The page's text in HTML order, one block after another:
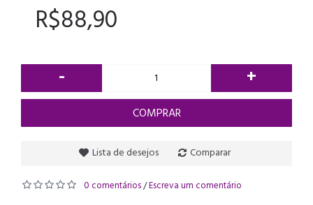
R$88,90
- +
COMPRAR
Lista de desejos Comparar
0 comentários/Escreva um comentário